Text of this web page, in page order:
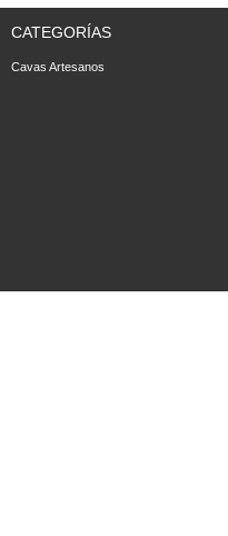
CATEGORÍAS
Cavas Artesanos